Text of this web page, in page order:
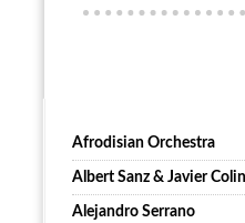
Afrodisian Orchestra
Albert Sanz & Javier
Alejandro Serrano